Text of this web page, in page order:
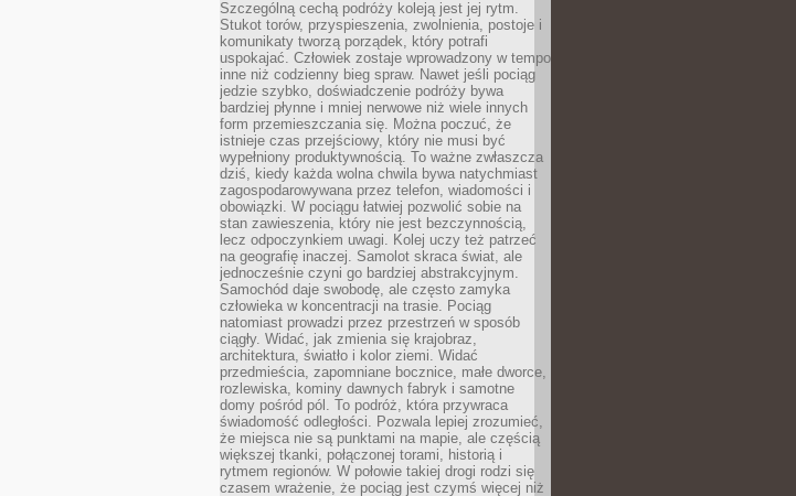
Szczególną cechą podróży koleją jest jej rytm.
Stukot torów, przyspieszenia, zwolnienia, postoje i
komunikaty tworzą porządek, który potrafi
uspokajać. Człowiek zostaje wprowadzony w tempo
inne niż codzienny bieg spraw. Nawet jeśli pociąg
jedzie szybko, doświadczenie podróży bywa
bardziej płynne i mniej nerwowe niż wiele innych
form przemieszczania się. Można poczuć, że
istnieje czas przejściowy, który nie musi być
wypełniony produktywnością. To ważne zwłaszcza
dziś, kiedy każda wolna chwila bywa natychmiast
zagospodarowywana przez telefon, wiadomości i
obowiązki. W pociągu łatwiej pozwolić sobie na
stan zawieszenia, który nie jest bezczynnością,
lecz odpoczynkiem uwagi. Kolej uczy też patrzeć
na geografię inaczej. Samolot skraca świat, ale
jednocześnie czyni go bardziej abstrakcyjnym.
Samochód daje swobodę, ale często zamyka
człowieka w koncentracji na trasie. Pociąg
natomiast prowadzi przez przestrzeń w sposób
ciągły. Widać, jak zmienia się krajobraz,
architektura, światło i kolor ziemi. Widać
przedmieścia, zapomniane bocznice, małe dworce,
rozlewiska, kominy dawnych fabryk i samotne
domy pośród pól. To podróż, która przywraca
świadomość odległości. Pozwala lepiej zrozumieć,
że miejsca nie są punktami na mapie, ale częścią
większej tkanki, połączonej torami, historią i
rytmem regionów. W połowie takiej drogi rodzi się
czasem wrażenie, że pociąg jest czymś więcej niż